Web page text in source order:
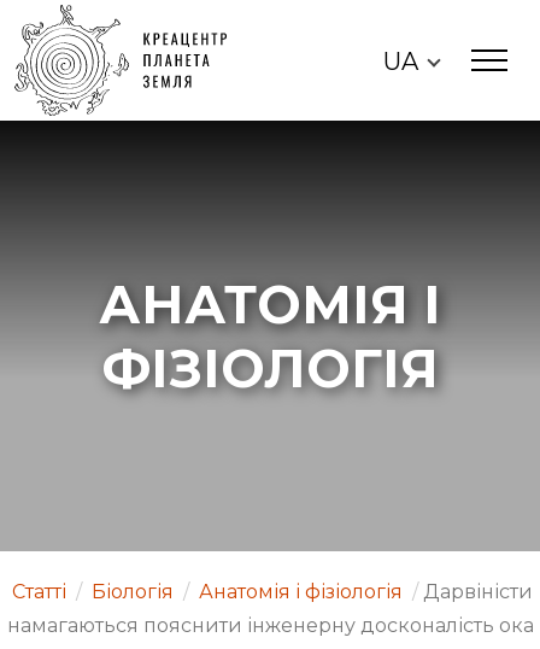
UA
АНАТОМІЯ І
ФІЗІОЛОГІЯ
Статті / Біологія / Анатомія і фізіологія / Дарвіністи
намагаються пояснити інженерну досконалість ока